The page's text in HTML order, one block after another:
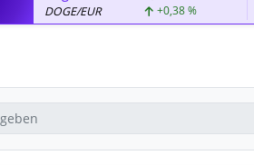
DOGE/EUR +0,38 %